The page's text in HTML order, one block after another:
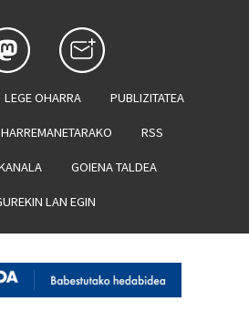
LEGE OHARRA PUBLIZITATEA
HARREMANETARAKO RSS
GOIENA TALDEA
LAN EGIN